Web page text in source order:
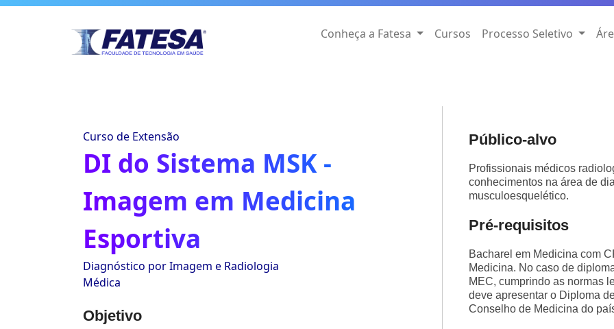
Conheça a Fatesa Cursos Processo Seletivo
Curso de Extensão
DI do Sistema MSK -
Imagem em Medicina
Esportiva
Diagnóstico por Imagem e Radiologia
Médica
Objetivo
Público-alvo
Profissionais médicos
conhecimentos na área de
musculoesquelético.
Pré-requisitos
Bacharel em Medicina com
Medicina. No caso de
MEC, cumprindo as normas
deve apresentar o Diploma
Conselho de Medicina do